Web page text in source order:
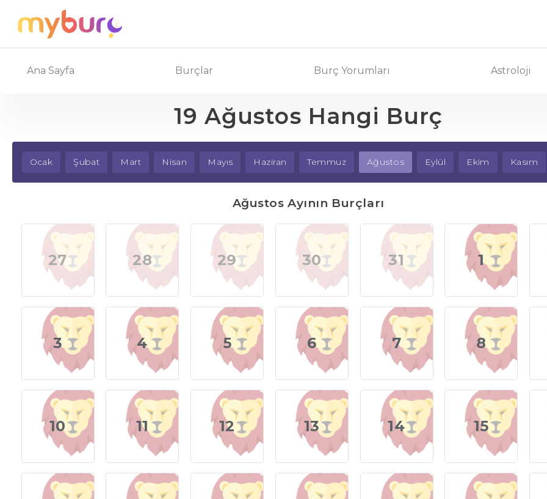
Ana Sayfa Burçlar Burç Yorumları Astroloji
19 Ağustos Hangi Burç
Ocak Şubat Mart Nisan Mayıs Haziran Temmuz Ağustos Eylül Ekim Kasım
Ağustos Ayının Burçları
27 28 29 30 31 1
3 4 5 6 7 8
10 11 12 13 14 15